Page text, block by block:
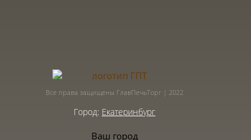
Все права защищены ГлавПечьТорг | 2022
Город: Екатеринбург
Ваш город